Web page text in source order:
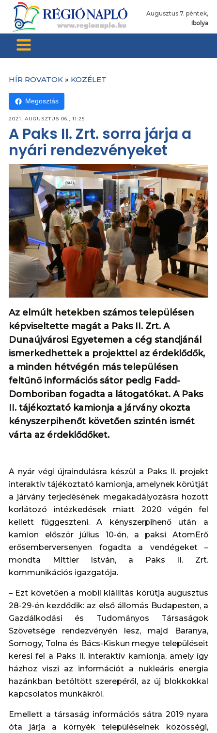
Augusztus 7. péntek,
Ibolya
HÍR ROVATOK » KÖZÉLET
Megosztás
2021. AUGUSZTUS 06., 11:25
A Paks II. Zrt. sorra járja a
nyári rendezvényeket
Az elmúlt hetekben számos településen
képviseltette magát a Paks II. Zrt. A
Dunaújvárosi Egyetemen a cég standjánál
ismerkedhettek a projekttel az érdeklődők,
a minden hétvégén más településen
feltűnő információs sátor pedig Fadd-
Domboriban fogadta a látogatókat. A Paks
II. tájékoztató kamionja a járvány okozta
kényszerpihenőt követően szintén ismét
várta az érdeklődőket.
A nyár végi újraindulásra készül a Paks II. projekt
interaktív tájékoztató kamionja, amelynek körútját
a járvány terjedésének megakadályozásra hozott
korlátozó intézkedések miatt 2020 végén fel
kellett függeszteni. A kényszerpihenő után a
kamion először július 10-én, a paksi AtomErő
erősemberversenyen fogadta a vendégeket –
mondta Mittler István, a Paks II. Zrt.
kommunikációs igazgatója.
– Ezt követően a mobil kiállítás körútja augusztus
28-29-én kezdődik: az első állomás Budapesten, a
Gazdálkodási és Tudományos Társaságok
Szövetsége rendezvényén lesz, majd Baranya,
Somogy, Tolna és Bács-Kiskun megye településeit
keresi fel a Paks II. interaktív kamionja, amely így
házhoz viszi az információt a nukleáris energia
hazánkban betöltött szerepéről, az új blokkokkal
kapcsolatos munkákról.
Emellett a társaság információs sátra 2019 nyara
óta járja a környék településeinek közösségi,